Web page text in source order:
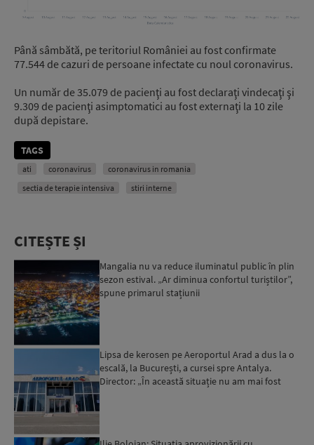
Până sâmbătă, pe teritoriul României au fost confirmate
77.544 de cazuri de persoane infectate cu noul coronavirus.
Un număr de 35.079 de pacienţi au fost declaraţi vindecaţi şi
9.309 de pacienţi asimptomatici au fost externaţi la 10 zile
după depistare.
TAGS
ati coronavirus
coronavirus in romania
sectia de terapie intensiva
stiri interne
CITEȘTE ȘI
Mangalia nu va reduce iluminatul public în plin
sezon estival. „Ar diminua confortul turiștilor”,
spune primarul stațiunii
Lipsa de kerosen pe Aeroportul Arad a dus la o
escală, la București, a cursei spre Antalya.
Director: „În această situație nu am mai fost